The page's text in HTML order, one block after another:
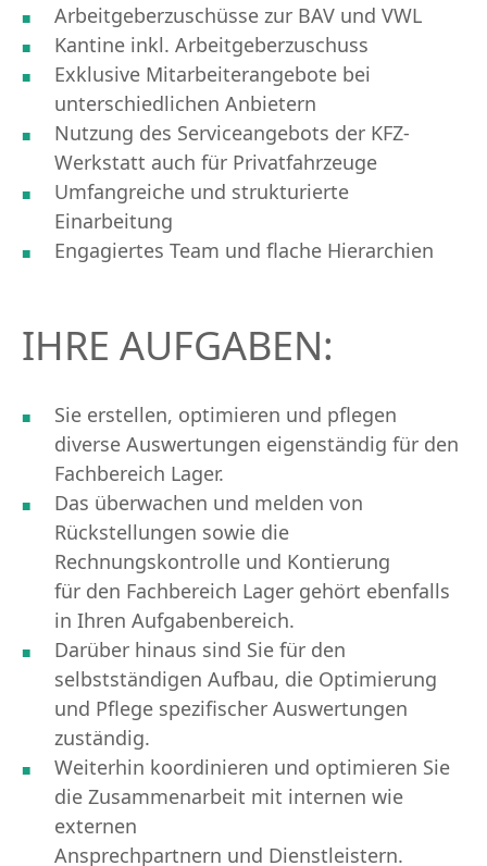
Arbeitgeberzuschüsse zur BAV und VWL
Kantine inkl. Arbeitgeberzuschuss
Exklusive Mitarbeiterangebote bei
unterschiedlichen Anbietern
Nutzung des Serviceangebots der KFZ-
Werkstatt auch für Privatfahrzeuge
Umfangreiche und strukturierte
Einarbeitung
Engagiertes Team und flache Hierarchien
IHRE AUFGABEN:
Sie erstellen, optimieren und pflegen
diverse Auswertungen eigenständig für den
Fachbereich Lager.
Das überwachen und melden von
Rückstellungen sowie die
Rechnungskontrolle und Kontierung
für den Fachbereich Lager gehört ebenfalls
in Ihren Aufgabenbereich.
Darüber hinaus sind Sie für den
selbstständigen Aufbau, die Optimierung
und Pflege spezifischer Auswertungen
zuständig.
Weiterhin koordinieren und optimieren Sie
die Zusammenarbeit mit internen wie
externen
Ansprechpartnern und Dienstleistern.